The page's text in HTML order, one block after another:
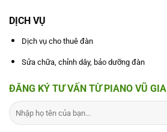
DỊCH VỤ
Dịch vụ cho thuê đàn
Sửa chữa, chỉnh dây, bảo dưỡng đàn
ĐĂNG KÝ TƯ VẤN TỪ PIANO VŨ GIA